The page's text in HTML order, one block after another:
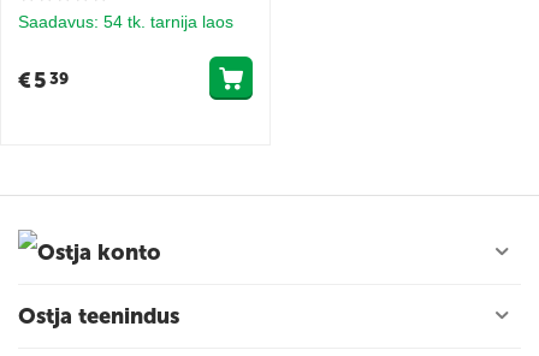
Saadavus: 54 tk. tarnija laos
€539
Ostja konto
Ostja teenindus